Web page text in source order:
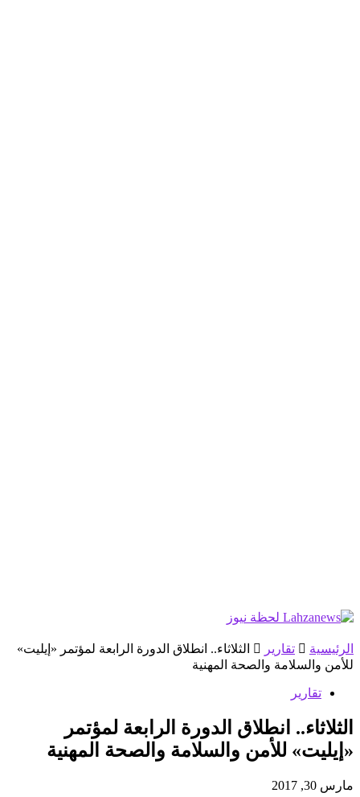
الرئيسية تقارير
الثلاثاء.. انطلاق الدورة الرابعة لمؤتمر «إيليت»
للأمن والسلامة والصحة المهنية
تقارير
الثلاثاء.. انطلاق الدورة الرابعة لمؤتمر
«إيليت» للأمن والسلامة والصحة المهنية
مارس 30, 2017